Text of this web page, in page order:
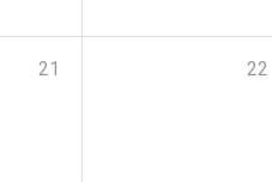
21 22